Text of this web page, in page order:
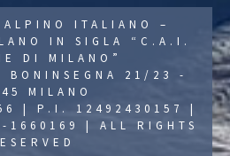
ITALIANO –
IN SIGLA “C.A.I.
DI MILANO”
BONINSEGNA 21/23 -
MILANO
| P.I. 12492430157 |
1660169 | ALL RIGHTS